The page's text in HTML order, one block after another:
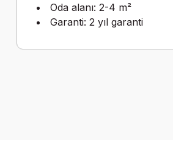
Oda alanı: 2-4 m²
Garanti: 2 yıl garanti